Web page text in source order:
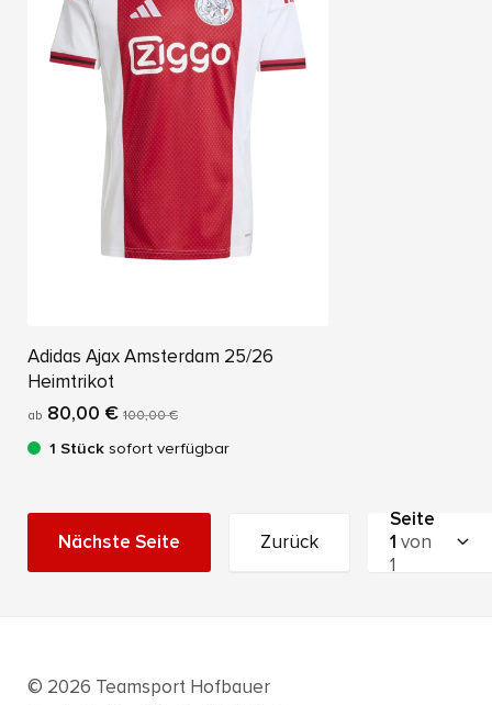
Adidas Ajax Amsterdam 25/26
Heimtrikot
ab 80,00 € 100,00 €
1 Stück sofort verfügbar
Nächste Seite Zurück
Seite
1 von
1
© 2026 Teamsport Hofbauer